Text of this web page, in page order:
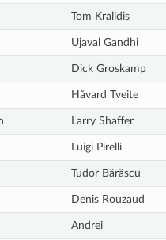
Tom Kralidis
Ujaval Gandhi
Dick Groskamp
Håvard Tveite
Larry Shaffer
Luigi Pirelli
Tudor Bărăscu
Denis Rouzaud
Andrei